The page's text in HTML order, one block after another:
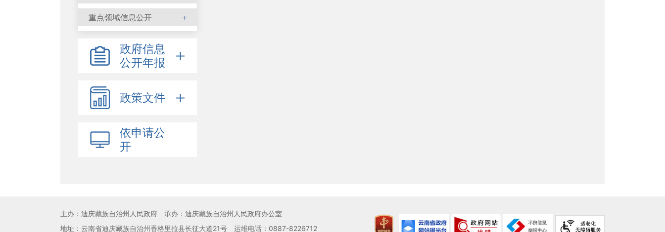
重点领域信息公开
政府信息
公开年报
政策文件
依申请公
开
主办：迪庆藏族自治州人民政府
承办：迪庆藏族自治州人民政府办公室
地址：云南省迪庆藏族自治州香格里拉县长征大道21号
运维电话：0887-8226712